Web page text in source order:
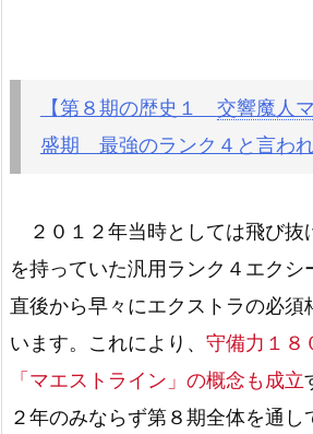
【第８期の歴史１ 交響魔人
盛期 最強のランク４と言われ
２０１２年当時としては飛び抜
を持っていた汎用ランク４エクシ
直後から早々にエクストラの必須
います。これにより、 守備力１８
「マエストライン」の概念も成立
２年のみならず第８期全体を通し